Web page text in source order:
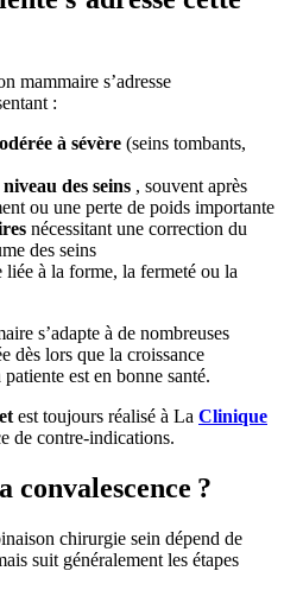
mammaire s’adresse
:
à sévère (seins tombants,
des seins , souvent après
ou une perte de poids importante
nécessitant une correction du
des seins
à la forme, la fermeté ou la
s’adapte à de nombreuses
dès lors que la croissance
est en bonne santé.
est toujours réalisé à La Clinique
de contre-indications.
convalescence ?
chirurgie sein dépend de
suit généralement les étapes